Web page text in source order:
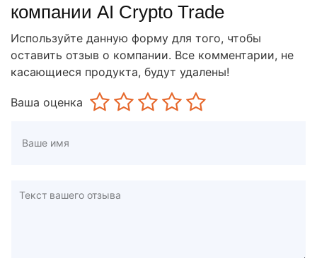
компании AI Crypto Trade
Используйте данную форму для того, чтобы
оставить отзыв о компании. Все комментарии, не
касающиеся продукта, будут удалены!
Ваша оценка